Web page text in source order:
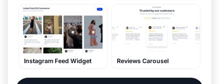
Instagram Feed Widget Reviews Carousel